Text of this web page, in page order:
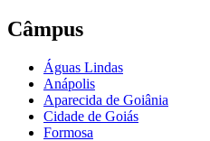
Câmpus
Águas Lindas
Anápolis
Aparecida de Goiânia
Cidade de Goiás
Formosa